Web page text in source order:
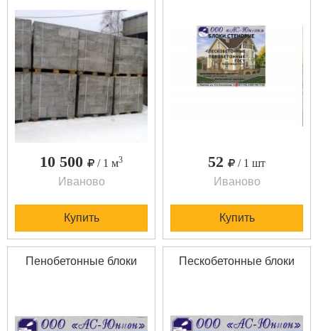
10 500 / 1 м3
Иваново
Купить
52
/ 1 шт
Иваново
Купить
Пенобетонные блоки Пескобетонные блоки